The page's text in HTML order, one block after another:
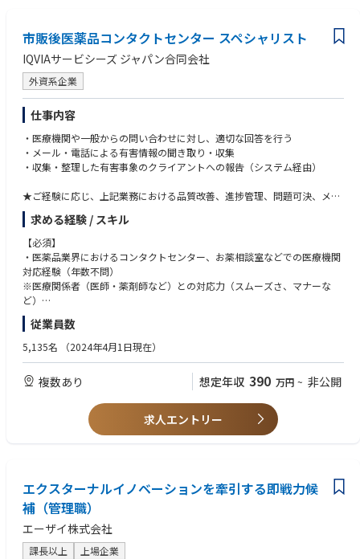
市販後医薬品コンタクトセンター スペシャリスト
IQVIAサービシーズ ジャパン合同会社
外資系企業
仕事内容
・医療機関や一般からの問い合わせに対し、適切な回答を行う
・メール・電話による有害情報の聞き取り・収集
・収集・整理した有害事象のクライアントへの報告（システム経由）
★ご経験に応じ、上記業務における品質改善、進捗管理、問題可決、メン
バーサポートなどのスーパーバイザー業務もお任せします。
求める経験 / スキル
【必須】
・医薬品業界におけるコンタクトセンター、お薬相談室などでの医療機関
対応経験（年数不問）
※医療関係者（医師・薬剤師など）との対応力（スムーズさ、マナーな
ど）
・ビジネスレベルの日本語能力
・英語の読み書き。英語を学ぶ意思がある方
※トレーニング資料や英語回答資料を読む、理解する必要があるため
【歓迎要件】
・薬剤師・看護師など医療関係の資格、あるいは、MR職歴 ライフサイエ
ンス関連の学歴・職歴
・添付文書やインタビューフォームの改訂作業をしたことがある
従業員数
5,135名 （2024年4月1日現在）
複数あり 想定年収 390 万円 ~ 非公開
求人エントリー
エクスターナルイノベーションを牽引する即戦力候
補（管理職）
エーザイ株式会社
課長以上 上場企業